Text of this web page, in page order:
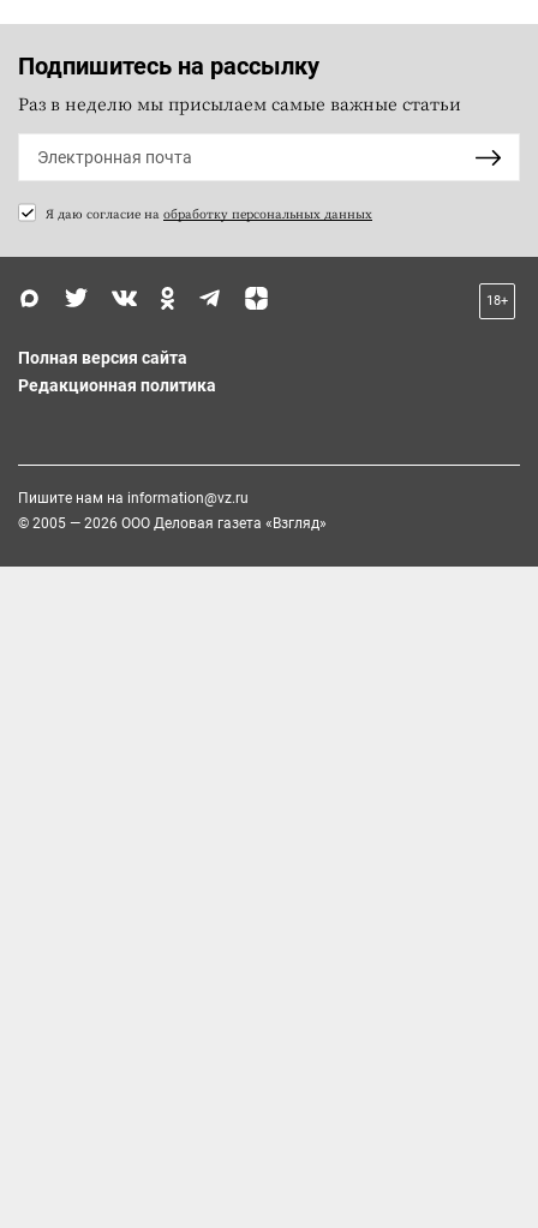
Подпишитесь на рассылку
Раз в неделю мы присылаем самые важные статьи
Я даю согласие на обработку персональных данных
18+
Полная версия сайта
Редакционная политика
Пишите нам на information@vz.ru
© 2005 — 2026 ООО Деловая газета «Взгляд»